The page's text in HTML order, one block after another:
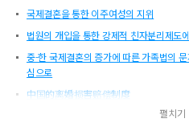
국제결혼을 통한 이주여성의 지위
법원의 개입을 통한 강제적 친자분리제도
중-한 국제결혼의 증가에 따른 가족법의
심으로
中国的离婚损害赔偿制度
펼치기